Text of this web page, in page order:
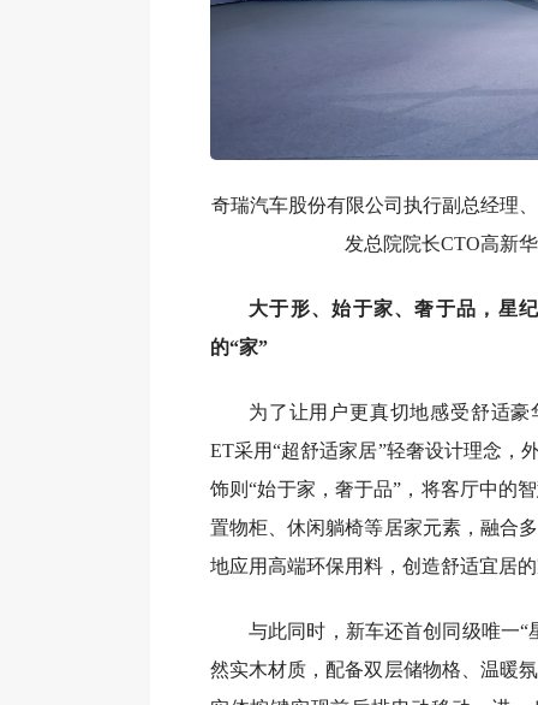
奇瑞汽车股份有限公司执行副总经理
发总院院长CTO高新
大于形、始于家、奢于品，星
的“家”
为了让用户更真切地感受舒适
ET采用“超舒适家居”轻奢设计理念，
饰则“始于家，奢于品”，将客厅中的
置物柜、休闲躺椅等居家元素，融合
地应用高端环保用料，创造舒适宜居
与此同时，新车还首创同级唯一“
然实木材质，配备双层储物格、温暖